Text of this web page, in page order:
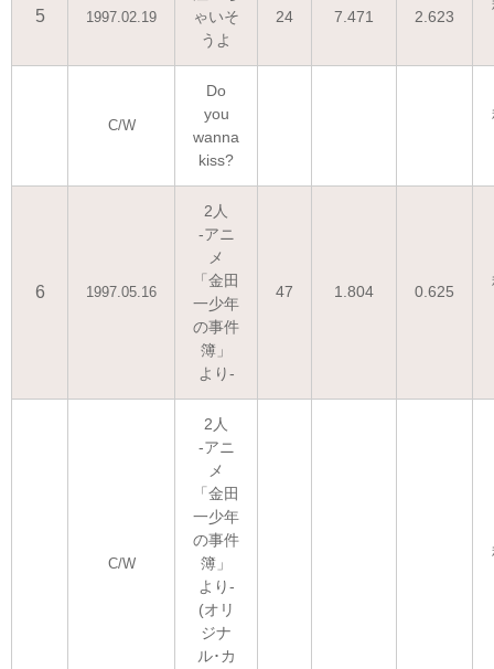
5 1997.02.19
ゃいそ
うよ
24 7.471 2.623
C/W
Do
you
wanna
kiss?
6 1997.05.16
2人
-アニ
メ
「金田
一少年
の事件
簿」
より-
47 1.804 0.625
C/W
2人
-アニ
メ
「金田
一少年
の事件
簿」
より-
(オリ
ジナ
ル･カ